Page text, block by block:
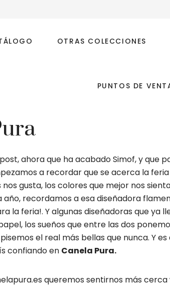
OTRAS COLECCIONES
PUNTOS DE
ahora que ha acabado Simof, y que
a recordar que se acerca la
gusta, los colores que mejor nos
recordamos a esa diseñadora
la feria!. Y algunas diseñadoras que
los sueños que entre las dos
el real más bellas que nunca. Y
confiando en Canela Pura.
queremos sentirnos más